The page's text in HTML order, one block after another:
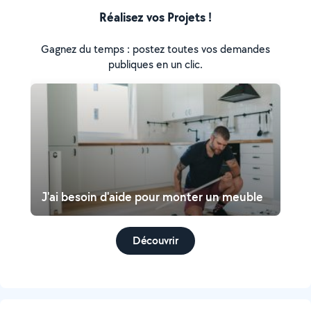
Réalisez vos Projets !
Gagnez du temps : postez toutes vos demandes
publiques en un clic.
J'ai besoin d'aide pour monter un meuble
Découvrir